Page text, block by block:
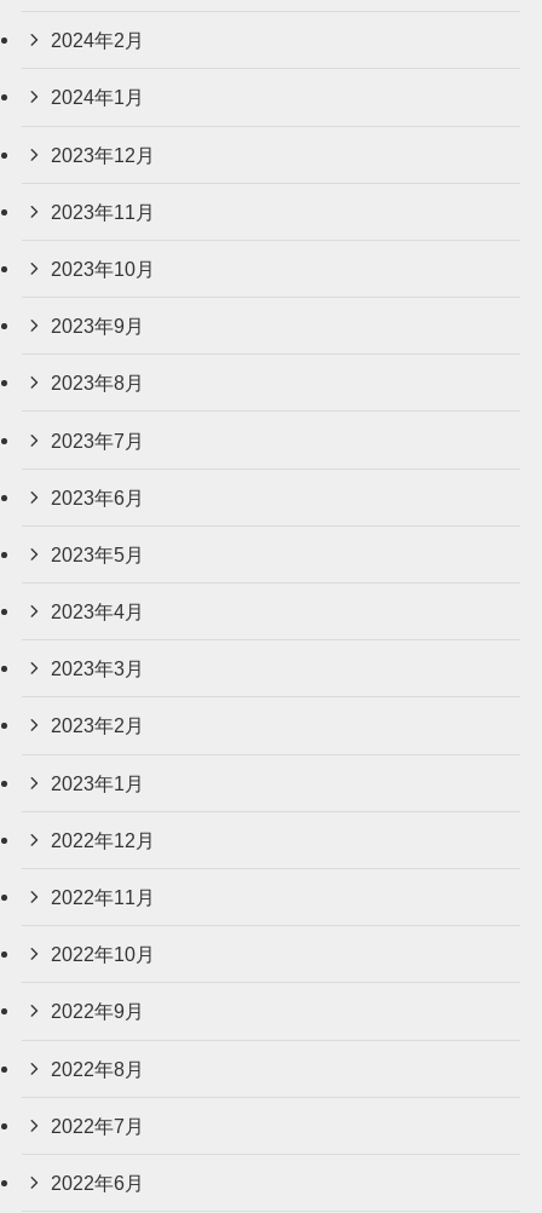
2024年2月
2024年1月
2023年12月
2023年11月
2023年10月
2023年9月
2023年8月
2023年7月
2023年6月
2023年5月
2023年4月
2023年3月
2023年2月
2023年1月
2022年12月
2022年11月
2022年10月
2022年9月
2022年8月
2022年7月
2022年6月